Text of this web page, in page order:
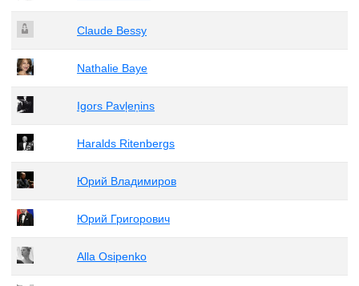
Claude Bessy
Nathalie Baye
Igors Pavļeņins
Haralds Ritenbergs
Юрий Владимиров
Юрий Григорович
Alla Osipenko